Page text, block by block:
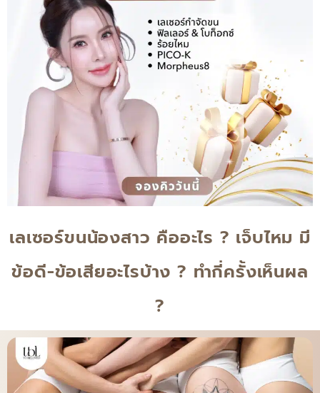
เลเซอร์ขนน้องสาว คืออะไร ? เจ็บไหม มี
ข้อดี-ข้อเสียอะไรบ้าง ? ทำกี่ครั้งเห็นผล
?